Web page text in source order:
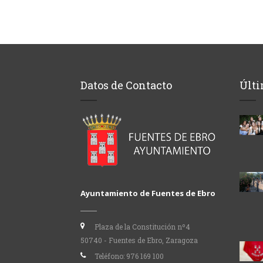
Datos de Contacto
Ayuntamiento de Fuentes de Ebro
Plaza de la Constitución nº4
50740 - Fuentes de Ebro, Zaragoza
Teléfono: 976 169 100